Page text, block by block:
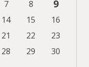
7 8 9
14 15
16
21 22
23
28 29
30